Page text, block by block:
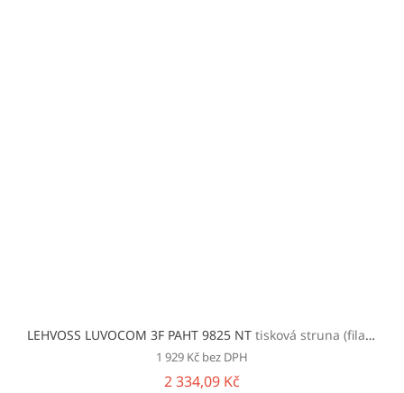
LEHVOSS LUVOCOM 3F PAHT 9825 NT tisková struna (filament)
1 929 Kč bez DPH
2 334,09 Kč